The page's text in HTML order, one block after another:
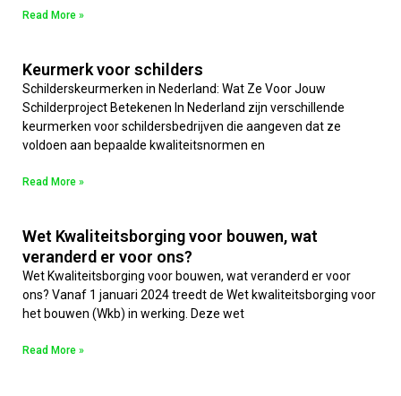
Read More »
Keurmerk voor schilders
Schilderskeurmerken in Nederland: Wat Ze Voor Jouw
Schilderproject Betekenen In Nederland zijn verschillende
keurmerken voor schildersbedrijven die aangeven dat ze
voldoen aan bepaalde kwaliteitsnormen en
Read More »
Wet Kwaliteitsborging voor bouwen, wat
veranderd er voor ons?
Wet Kwaliteitsborging voor bouwen, wat veranderd er voor
ons? Vanaf 1 januari 2024 treedt de Wet kwaliteitsborging voor
het bouwen (Wkb) in werking. Deze wet
Read More »